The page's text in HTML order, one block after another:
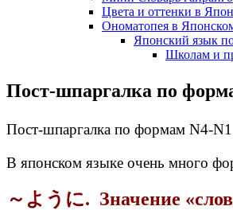
Цвета и оттенки в
Ономатопея в
Японский язык
Школам и
Пост-шпаргалка по
Пост-шпаргалка по формам N4-
В японском языке очень много
～ように. Значение